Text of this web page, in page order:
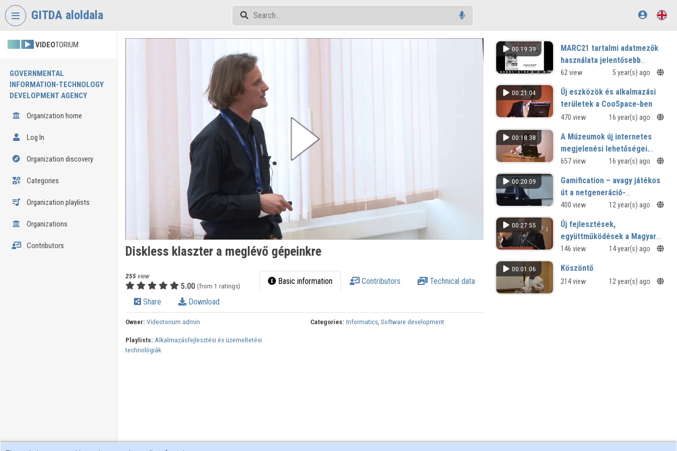
Skip header
GITDA aloldala
VIDEOTORIUM
GOVERNMENTAL
INFORMATION-TECHNOLOGY
DEVELOPMENT AGENCY
Organization home
Log In
Organization discovery
Categories
Organization playlists
Organizations
Contributors Diskless klaszter a meglévő gépeinkre
255view
5.00 (from 1 ratings) Basic information Contributors Technical data
Share Download
Owner: Videotorium admin Categories: Informatics,Software development
Playlists: Alkalmazásfejlesztési és üzemeltetési
technológiák
00:19:39
MARC21 tartalmi adatmezők
használata jelentősebb
nagykönyvtárakban (Egy
62 view 5 year(s) ago
00:21:04
Új eszközök és alkalmazási
területek a CooSpace-ben
470 view 16 year(s) ago
00:18:38
A Múzeumok új internetes
megjelenési lehetőségei.
Magyar Nemzeti Múzeum,
657 view 16 year(s) ago
00:20:09
Gamification – avagy játékos
út a netgeneráció-
kompatibilis
400 view 12 year(s) ago
00:27:55
Új fejlesztések,
együttműködések a Magyar
Elektronikus Könyvtárban,
146 view 14 year(s) ago
00:01:06 Köszöntő
214 view 12 year(s) ago